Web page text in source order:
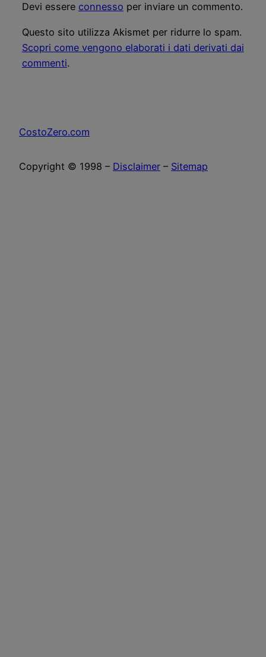
Devi essere connesso per inviare un commento.
Questo sito utilizza Akismet per ridurre lo spam.
Scopri come vengono elaborati i dati derivati dai
commenti.
CostoZero.com
Copyright © 1998 – Disclaimer – Sitemap